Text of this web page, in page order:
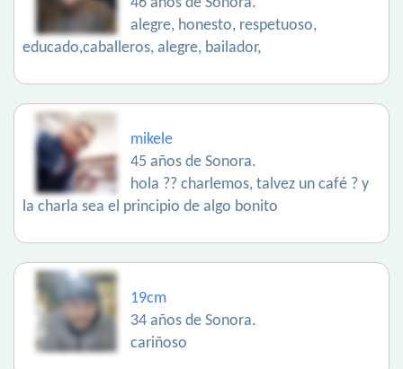
alegre, honesto, respetuoso,
educado,caballeros, alegre, bailador,
mikele
45 años de Sonora.
hola ?? charlemos, talvez un café ? y
la charla sea el principio de algo bonito
19cm
34 años de Sonora.
cariñoso